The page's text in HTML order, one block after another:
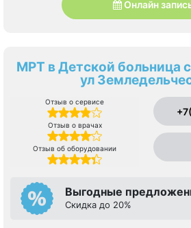
Онлайн
МРТ в Детской больница
ул
Отзыв о сервисе
Отзыв о врачах
Отзыв об оборудовании
Выгодные
Скидка до 20%